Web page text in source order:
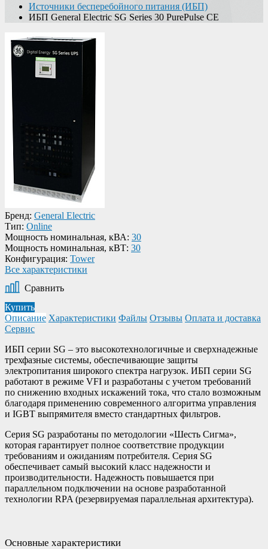
Источники бесперебойного питания (ИБП)
ИБП General Electric SG Series 30 PurePulse CE
Бренд: General Electric
Тип: Online
Мощность номинальная, кВА: 30
Мощность номинальная, кВТ: 30
Конфигурация: Tower
Все характеристики
Сравнить
Купить
Описание Характеристики Файлы Отзывы Оплата и доставка
Сервис
ИБП серии SG – это высокотехнологичные и сверхнадежные
трехфазные системы, обеспечивающие защиты
электропитания широкого спектра нагрузок. ИБП серии SG
работают в режиме VFI и разработаны с учетом требований
по снижению входных искажений тока, что стало возможным
благодаря применению современного алгоритма управления
и IGBT выпрямителя вместо стандартных фильтров.
Серия SG разработаны по методологии «Шесть Сигма»,
которая гарантирует полное соответствие продукции
требованиям и ожиданиям потребителя. Серия SG
обеспечивает самый высокий класс надежности и
производительности. Надежность повышается при
параллельном подключении на основе разработанной
технологии RPA (резервируемая параллельная архитектура).
Основные характеристики